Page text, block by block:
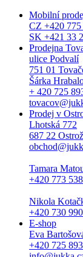
Mobilní
CZ +420 775
SK +421 33
Prodejna
ulice Podvalí
751 01
Šárka
+ 420 725
Prodej v
Lhotská 772
687 22
Tamara
+420 773
Nikola
+420 730
E-shop
Eva
+420 725